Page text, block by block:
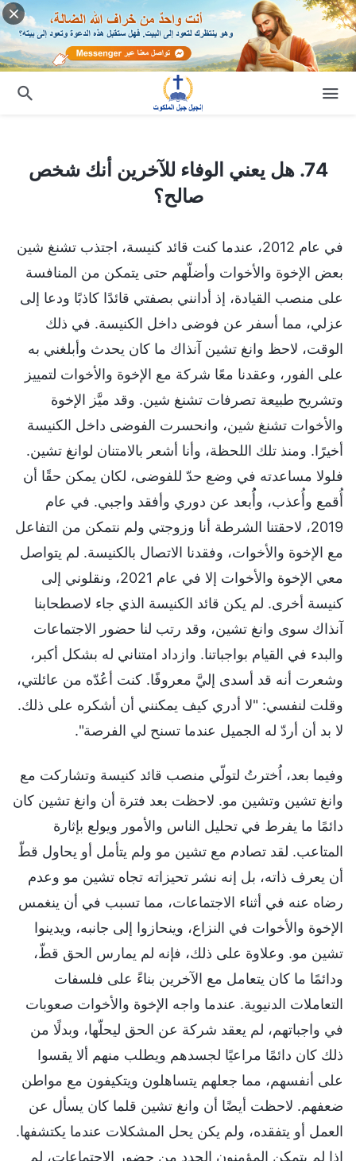
74. هل يعني الوفاء للآخرين أنك شخص
صالح؟
في عام 2012، عندما كنت قائد كنيسة، اجتذب تشنغ شين
بعض الإخوة والأخوات وأضلّهم حتى يتمكن من المنافسة
على منصب القيادة، إذ أدانني بصفتي قائدًا كاذبًا ودعا إلى
عزلي، مما أسفر عن فوضى داخل الكنيسة. في ذلك
الوقت، لاحظ وانغ تشين آنذاك ما كان يحدث وأبلغني به
على الفور، وعقدنا معًا شركة مع الإخوة والأخوات لتمييز
وتشريح طبيعة تصرفات تشنغ شين. وقد ميَّز الإخوة
والأخوات تشنغ شين، وانحسرت الفوضى داخل الكنيسة
أخيرًا. ومنذ تلك اللحظة، وأنا أشعر بالامتنان لوانغ تشين.
فلولا مساعدته في وضع حدّ للفوضى، لكان يمكن حقًا أن
أُقمع وأُعذب، وأُُبعد عن دوري وأفقد واجبي. في عام
2019، لاحقتنا الشرطة أنا وزوجتي ولم نتمكن من التفاعل
مع الإخوة والأخوات، وفقدنا الاتصال بالكنيسة. لم يتواصل
معي الإخوة والأخوات إلا في عام 2021، ونقلوني إلى
كنيسة أخرى. لم يكن قائد الكنيسة الذي جاء لاصطحابنا
آنذاك سوى وانغ تشين، وقد رتب لنا حضور الاجتماعات
والبدء في القيام بواجباتنا. وازداد امتناني له بشكل أكبر،
وشعرت أنه قد أسدى إليَّ معروفًا. كنت أعُدّه من عائلتي،
وقلت لنفسي: "لا أدري كيف يمكنني أن أشكره على ذلك.
لا بد أن أردّ له الجميل عندما تسنح لي الفرصة".
وفيما بعد، اُخترتُ لتولّي منصب قائد كنيسة وتشاركت مع
وانغ تشين وتشين مو. لاحظت بعد فترة أن وانغ تشين كان
دائمًا ما يفرط في تحليل الناس والأمور ويولع بإثارة
المتاعب. لقد تصادم مع تشين مو ولم يتأمل أو يحاول قطّ
أن يعرف ذاته، بل إنه نشر تحيزاته تجاه تشين مو وعدم
رضاه عنه في أثناء الاجتماعات، مما تسبب في أن ينغمس
الإخوة والأخوات في النزاع، وينحازوا إلى جانبه، ويدينوا
تشين مو. وعلاوة على ذلك، فإنه لم يمارس الحق قطّ،
ودائمًا ما كان يتعامل مع الآخرين بناءً على فلسفات
التعاملات الدنيوية. عندما واجه الإخوة والأخوات صعوبات
في واجباتهم، لم يعقد شركة عن الحق ليحلّها، وبدلًا من
ذلك كان دائمًا مراعيًا لجسدهم ويطلب منهم ألا يقسوا
على أنفسهم، مما جعلهم يتساهلون ويتكيفون مع مواطن
ضعفهم. لاحظت أيضًا أن وانغ تشين قلما كان يسأل عن
العمل أو يتفقده، ولم يكن يحل المشكلات عندما يكتشفها.
إذا لم يتمكن المؤمنون الجدد من حضور الاجتماعات، لم